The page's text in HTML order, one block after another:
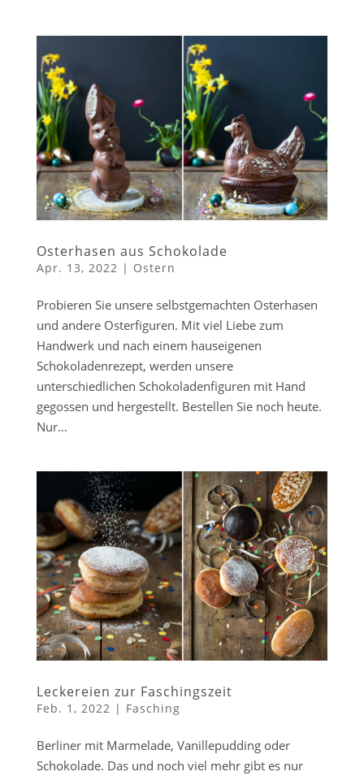
Osterhasen aus Schokolade
Apr. 13, 2022 | Ostern
Probieren Sie unsere selbstgemachten Osterhasen
und andere Osterfiguren. Mit viel Liebe zum
Handwerk und nach einem hauseigenen
Schokoladenrezept, werden unsere
unterschiedlichen Schokoladenfiguren mit Hand
gegossen und hergestellt. Bestellen Sie noch heute.
Nur...
Leckereien zur Faschingszeit
Feb. 1, 2022 | Fasching
Berliner mit Marmelade, Vanillepudding oder
Schokolade. Das und noch viel mehr gibt es nur